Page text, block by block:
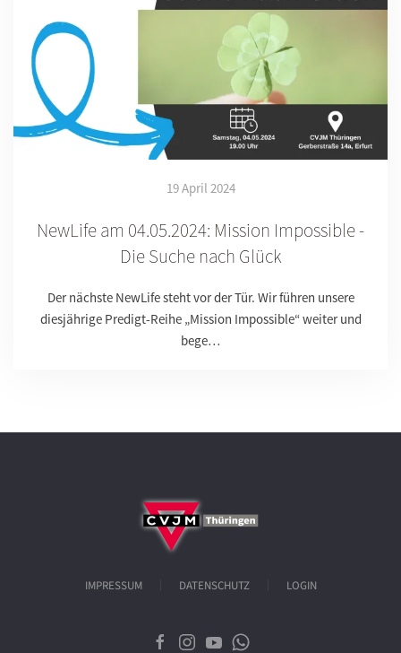
19 April 2024
NewLife am 04.05.2024: Mission Impossible -
Die Suche nach Glück
Der nächste NewLife steht vor der Tür. Wir führen unsere
diesjährige Predigt-Reihe „Mission Impossible“ weiter und
bege…
IMPRESSUM DATENSCHUTZ LOGIN